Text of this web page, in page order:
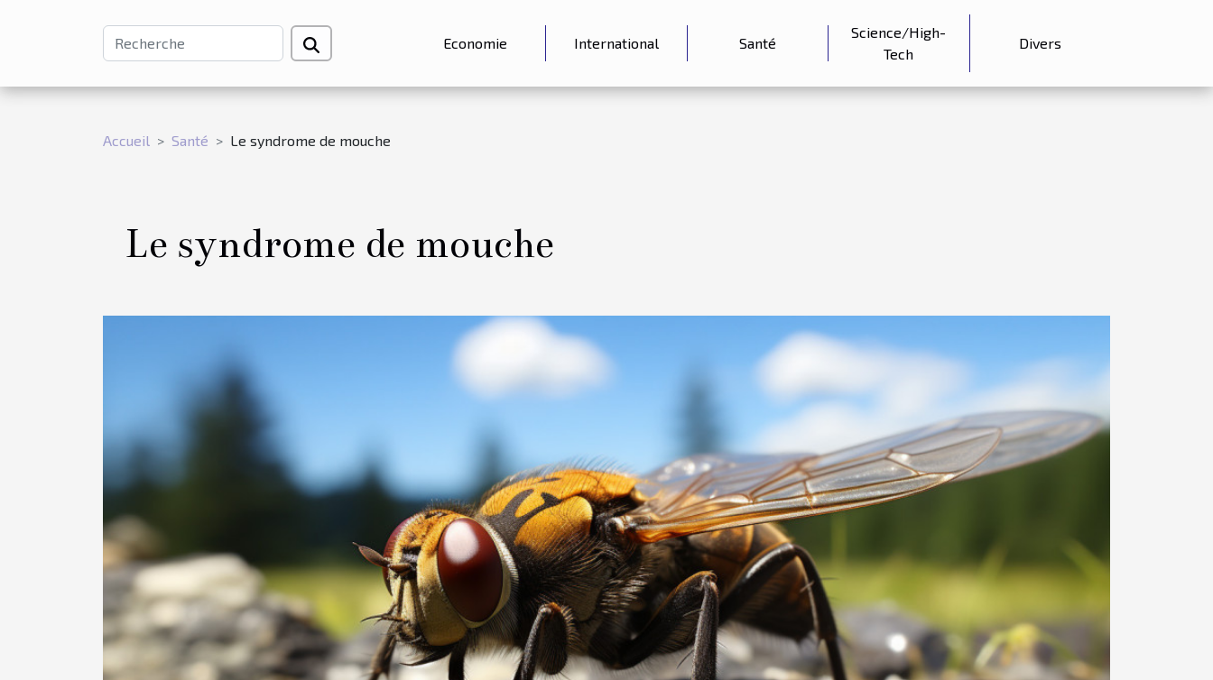
Economie International Santé
Science/High-
Tech
Divers
Accueil Santé Le syndrome de mouche
Le syndrome de mouche